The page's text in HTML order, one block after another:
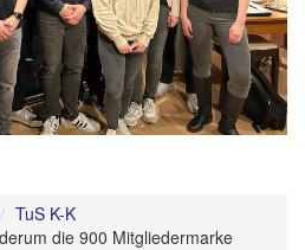
TuS K-K
die 900 Mitgliedermarke